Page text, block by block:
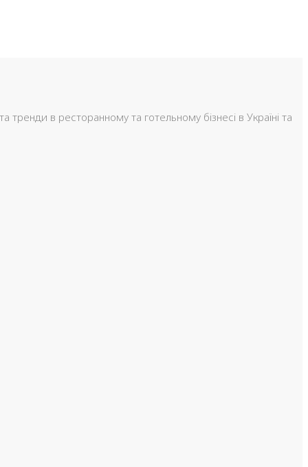
тренди в ресторанному та готельному бізнесі в Україні та